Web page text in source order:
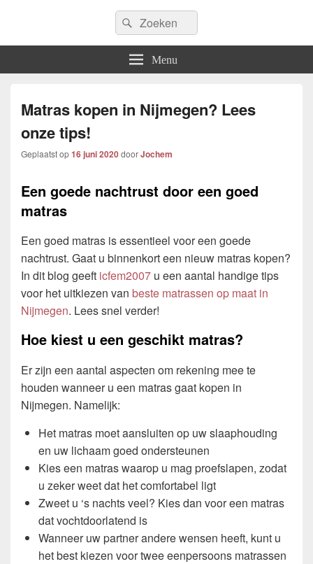
Search
for:
Search
Menu
Matras kopen in Nijmegen? Lees
onze tips!
Geplaatst op16 juni 2020doorJochem
Een goede nachtrust door een goed
matras
Een goed matras is essentieel voor een goede
nachtrust. Gaat u binnenkort een nieuw matras kopen?
In dit blog geeft icfem2007 u een aantal handige tips
voor het uitkiezen van beste matrassen op maat in
Nijmegen. Lees snel verder!
Hoe kiest u een geschikt matras?
Er zijn een aantal aspecten om rekening mee te
houden wanneer u een matras gaat kopen in
Nijmegen. Namelijk:
Het matras moet aansluiten op uw slaaphouding
en uw lichaam goed ondersteunen
Kies een matras waarop u mag proefslapen, zodat
u zeker weet dat het comfortabel ligt
Zweet u ‘s nachts veel? Kies dan voor een matras
dat vochtdoorlatend is
Wanneer uw partner andere wensen heeft, kunt u
het best kiezen voor twee eenpersoons matrassen